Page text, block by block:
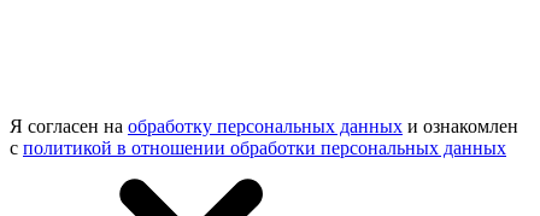
Я согласен на обработку персональных данных и ознакомлен
с политикой в отношении обработки персональных данных